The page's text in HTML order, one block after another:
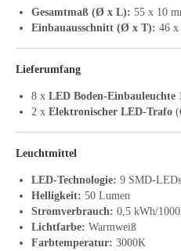
Gesamtmaß (Ø x L): 55 x 10
Einbauausschnitt (Ø x T): 46 x
Lieferumfang
8 x LED Boden-Einbauleuchte
2 x Elektronischer LED-Trafo
Leuchtmittel
LED-Technologie: 9 SMD-
Helligkeit: 50 Lumen
Stromverbrauch: 0,5 kWh/
Lichtfarbe: Warmweiß
Farbtemperatur: 3000K